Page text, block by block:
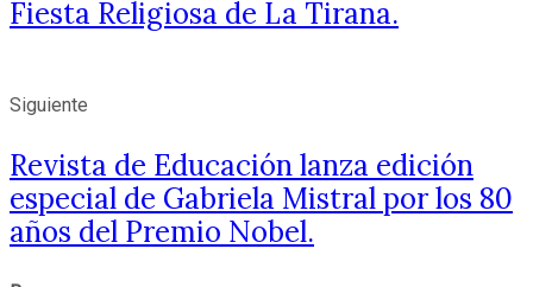
Fiesta Religiosa de La Tirana.
Siguiente
Revista de Educación lanza edición
especial de Gabriela Mistral por los 80
años del Premio Nobel.